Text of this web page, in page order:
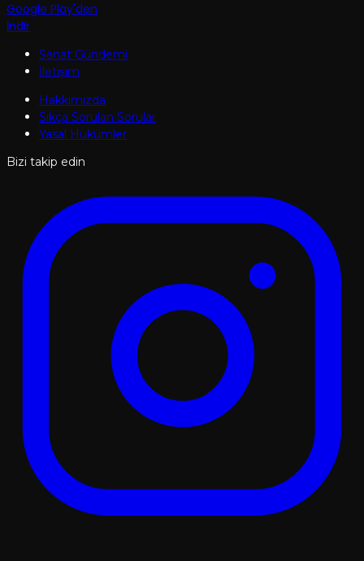
Google Play'den
İndir
Sanat Gündemi
İletişim
Hakkımızda
Sıkça Sorulan Sorular
Yasal Hükümler
Bizi takip edin